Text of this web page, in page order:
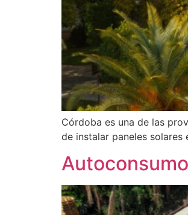
Córdoba es una de las
de instalar paneles solares